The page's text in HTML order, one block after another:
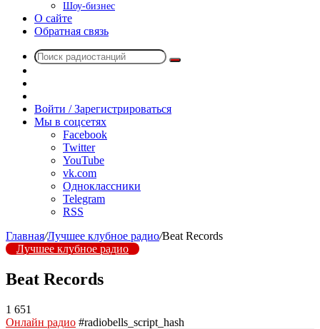
Шоу-бизнес
О сайте
Обратная связь
Поиск
радио
Войти / Зарегистрироваться
Мы в соцсетях
Facebook
Twitter
YouTube
vk.com
Одноклассники
Telegram
RSS
Главная/Лучшее клубное радио/Beat Records
Лучшее клубное радио
Beat Records
1 651
Онлайн радио #radiobells_script_hash